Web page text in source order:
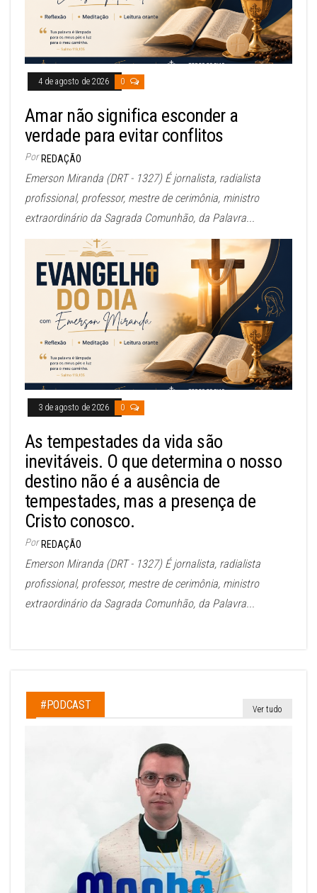
4 de agosto de 2026 0
Amar não significa esconder a
verdade para evitar conflitos
Por REDAÇÃO
Emerson Miranda (DRT - 1327) É jornalista, radialista
profissional, professor, mestre de cerimônia, ministro
extraordinário da Sagrada Comunhão, da Palavra...
3 de agosto de 2026 0
As tempestades da vida são
inevitáveis. O que determina o nosso
destino não é a ausência de
tempestades, mas a presença de
Cristo conosco.
Por REDAÇÃO
Emerson Miranda (DRT - 1327) É jornalista, radialista
profissional, professor, mestre de cerimônia, ministro
extraordinário da Sagrada Comunhão, da Palavra...
#PODCAST Ver tudo